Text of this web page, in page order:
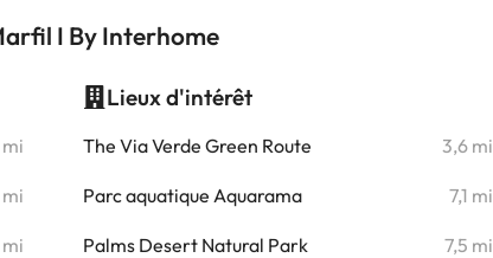
I By Interhome
mi
Lieux d'intérêt
The Via Verde Green Route 3,6 mi
Parc aquatique Aquarama 7,1 mi
Palms Desert Natural Park
7,5 mi